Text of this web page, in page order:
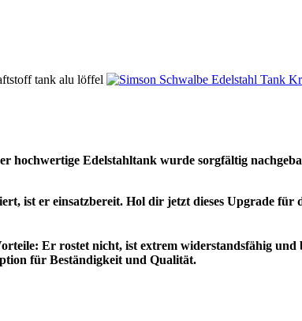
hochwertige Edelstahltank wurde sorgfältig
ist er einsatzbereit. Hol dir jetzt dieses Upgrade für
Er rostet nicht, ist extrem widerstandsfähig und
für Beständigkeit und Qualität.